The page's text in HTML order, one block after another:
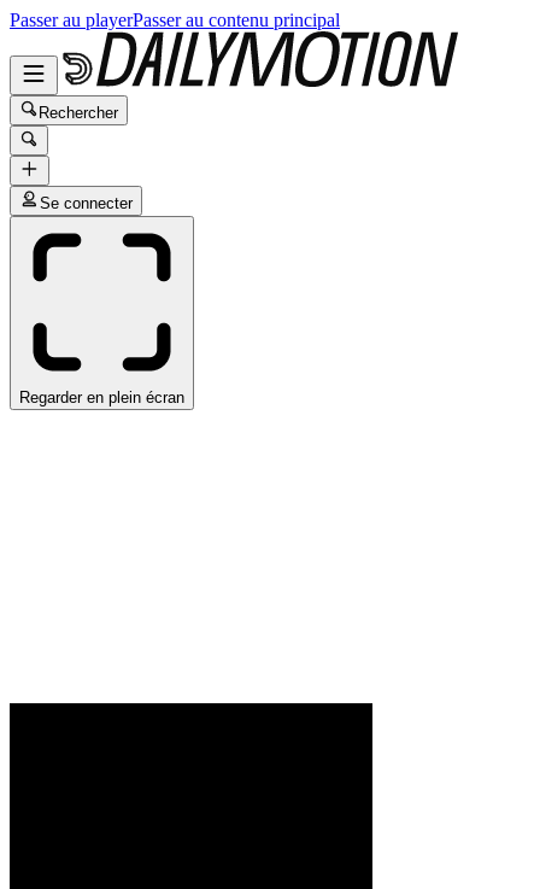
Passer au playerPasser au contenu principal
Rechercher
Se connecter
Regarder en plein écran